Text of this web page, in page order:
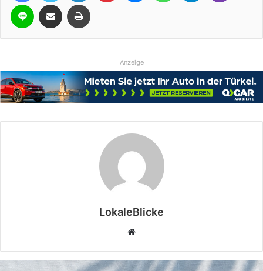
Line Teile per E-Mail Drucken
Anzeige
LokaleBlicke
Webseite